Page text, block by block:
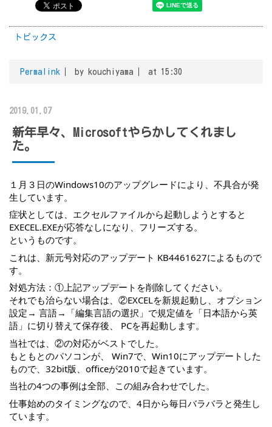
トピックス
Permalink by kouchiyama at 15:30
2019.01.07
新年早々、Microsoftやらかしてくれまし
た。
１月３日のWindows10のアップグレードにより、不具合が発
生しています。
症状としては、エクセルファイルから起動しようとすると
EXECEL.EXEが応答なしになり、フリーズする。
というものです。
これは、新元号対応のアップデート KB4461627によるもので
す。
対処方法：①上記アップデートを削除してください。
それでも治らない場合は、②EXCELを新規起動し、オプション
設定→ 言語→「編集言語の選択」で規定値を「日本語から英
語」に切り替えて保存後、 PCを再起動します。
当社では、②の対応がベストでした。
もともとのパソコンが、 Win7で、Win10にアップデートした
もので、32bit版、officeが2010で起きています。
当社の4つの事例は全部、この組み合わせでした。
仕事始めのタイミングなので、4日から毎日バラバラと発生し
ています。